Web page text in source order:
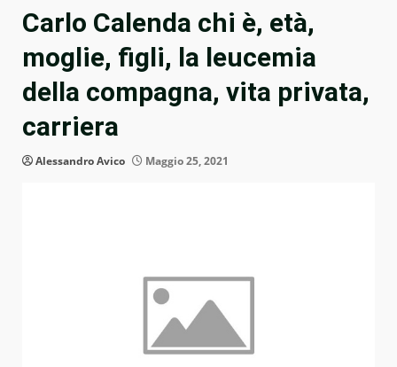
Carlo Calenda chi è, età,
moglie, figli, la leucemia
della compagna, vita privata,
carriera
Alessandro Avico Maggio 25, 2021